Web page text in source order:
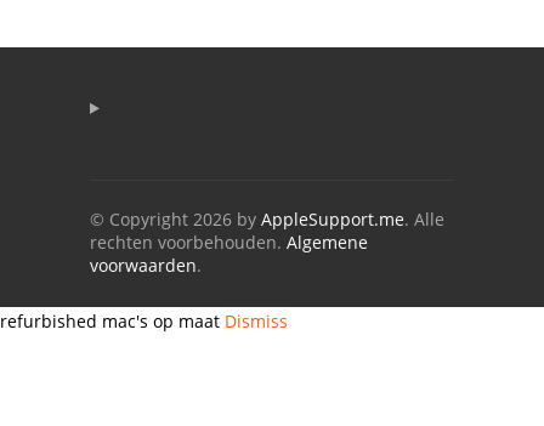
© Copyright 2026 by AppleSupport.me. Alle
rechten voorbehouden. Algemene
voorwaarden.
refurbished mac's op maat Dismiss